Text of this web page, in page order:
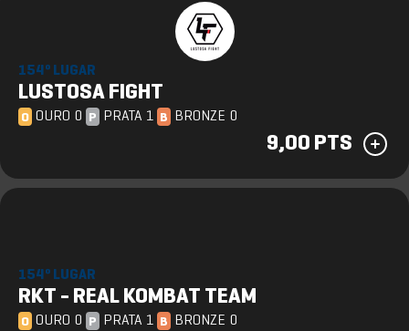
154º LUGAR
LUSTOSA FIGHT
O OURO 0 P PRATA 1 B BRONZE 0
9,00 PTS
154º LUGAR
RKT - REAL KOMBAT TEAM
O OURO 0 P PRATA 1 B BRONZE 0